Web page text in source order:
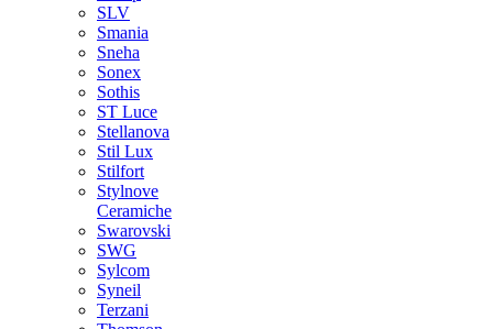
SLV
Smania
Sneha
Sonex
Sothis
ST Luce
Stellanova
Stil Lux
Stilfort
Stylnove
Ceramiche
Swarovski
SWG
Sylcom
Syneil
Terzani